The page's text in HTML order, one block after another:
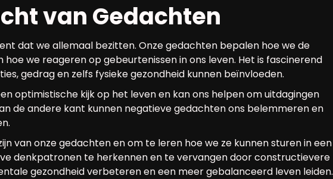
van Gedachten
dat we allemaal bezitten. Onze gedachten bepalen hoe we de
we reageren op gebeurtenissen in ons leven. Het is fascinerend
gedrag en zelfs fysieke gezondheid kunnen beïnvloeden.
optimistische kijk op het leven en kan ons helpen om uitdagingen
de andere kant kunnen negatieve gedachten ons belemmeren en
van onze gedachten en om te leren hoe we ze kunnen sturen in een
denkpatronen te herkennen en te vervangen door constructievere
gezondheid verbeteren en een meer gebalanceerd leven leiden.